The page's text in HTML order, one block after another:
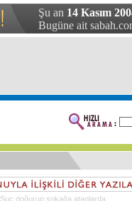
Şu an 14 Kasım
Bugüne ait
Suç doğurup sokağa atanlarda